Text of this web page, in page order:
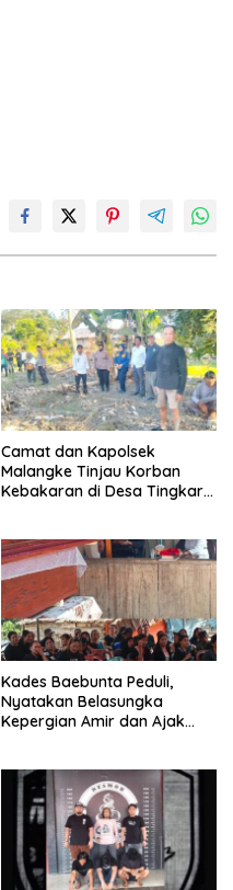
Camat dan Kapolsek
Malangke Tinjau Korban
Kebakaran di Desa Tingkara,
Kades Baebunta Peduli,
Nyatakan Belasungka
Kepergian Amir dan Ajak